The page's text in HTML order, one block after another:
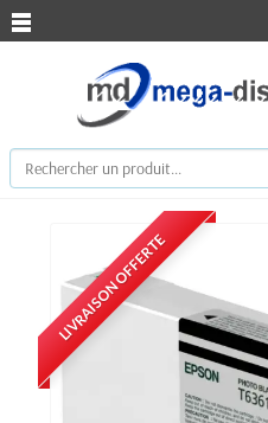
LIVRAISON OFFERTE